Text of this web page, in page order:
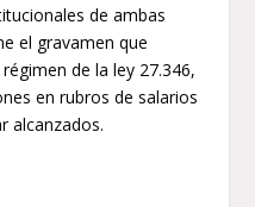
de ambas
el gravamen que
de la ley 27.346,
en rubros de salarios
alcanzados.